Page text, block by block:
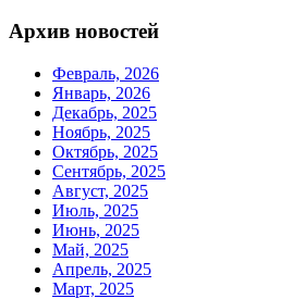
Архив новостей
Февраль, 2026
Январь, 2026
Декабрь, 2025
Ноябрь, 2025
Октябрь, 2025
Сентябрь, 2025
Август, 2025
Июль, 2025
Июнь, 2025
Май, 2025
Апрель, 2025
Март, 2025